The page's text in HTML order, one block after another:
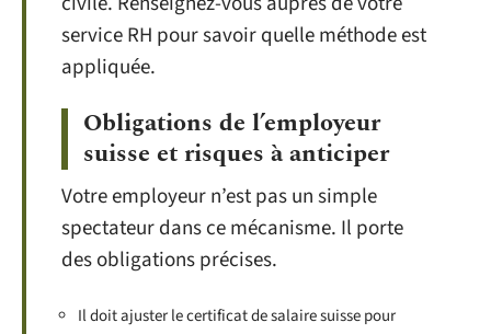
service RH pour savoir quelle méthode est
appliquée.
Obligations de l’employeur
suisse et risques à anticiper
Votre employeur n’est pas un simple
spectateur dans ce mécanisme. Il porte
des obligations précises.
Il doit ajuster le certificat de salaire suisse pour